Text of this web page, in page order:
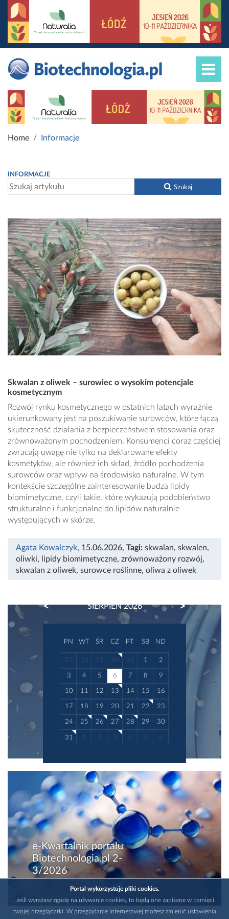
Home Informacje
INFORMACJE
Szukaj
Skwalan z oliwek – surowiec o wysokim potencjale
kosmetycznym
Rozwój rynku kosmetycznego w ostatnich latach wyraźnie
ukierunkowany jest na poszukiwanie surowców, które łączą
skuteczność działania z bezpieczeństwem stosowania oraz
zrównoważonym pochodzeniem. Konsumenci coraz częściej
zwracają uwagę nie tylko na deklarowane efekty
kosmetyków, ale również ich skład, źródło pochodzenia
surowców oraz wpływ na środowisko naturalne. W tym
kontekście szczególne zainteresowanie budzą lipidy
biomimetyczne, czyli takie, które wykazują podobieństwo
strukturalne i funkcjonalne do lipidów naturalnie
występujących w skórze.
Agata Kowalczyk, 15.06.2026, Tagi: skwalan, skwalen,
oliwki, lipidy biomimetyczne, zrównoważony rozwój,
skwalan z oliwek, surowce roślinne, oliwa z oliwek
SIERPIEŃ 2026
PREVIOUS NEXT
PN WT ŚR CZ PT SB ND
27 28 29 30 31 1 2
3 4 5 6 7 8 9
10 11 12 13 14 15 16
17 18 19 20 21 22 23
24 25 26 27 28 29 30
31 1 2 3 4 5 6
e-Kwartalnik portalu
Biotechnologia.pl 2-
3/2026
Portal wykorzystuje pliki cookies.
Jeśli wyrażasz zgodę na używanie cookies, to będą one zapisane w pamięci
twojej przeglądarki. W przeglądarce internetowej możesz zmienić ustawienia